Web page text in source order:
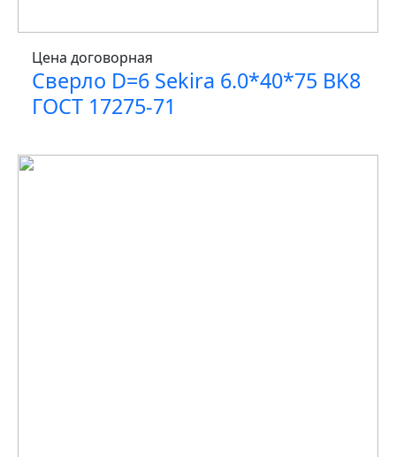
Цена договорная
Сверло D=6 Sekira 6.0*40*75 BK8
ГОСТ 17275-71